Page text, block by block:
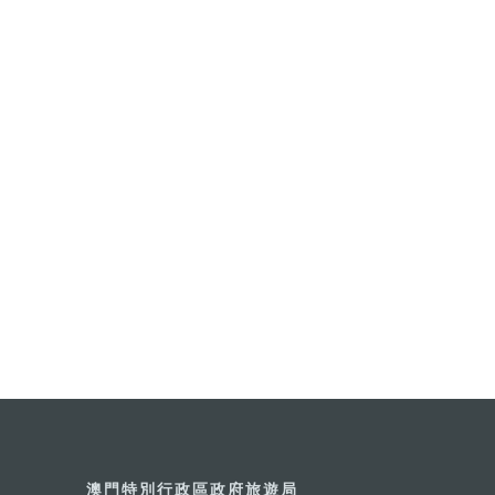
澳門特別行政區政府旅遊局